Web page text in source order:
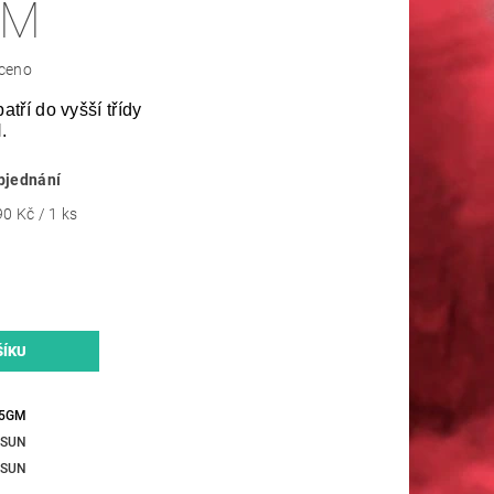
do vyšší třídy
Kč / 1 ks